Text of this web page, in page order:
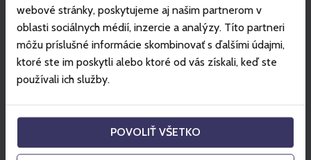
webové stránky, poskytujeme aj našim partnerom v
oblasti sociálnych médií, inzercie a analýzy. Títo partneri
môžu príslušné informácie skombinovať s ďalšími údajmi,
ktoré ste im poskytli alebo ktoré od vás získali, keď ste
používali ich služby.
POVOLIŤ VŠETKO
Partneři